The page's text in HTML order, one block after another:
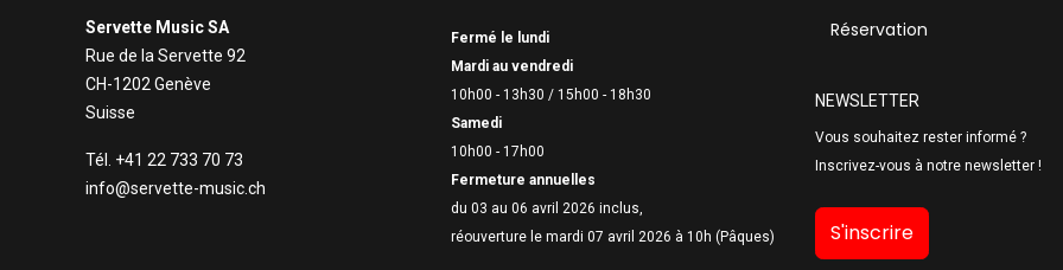
Servette Music SA
Rue de la Servette 92
CH-1202 Genève
Suisse
Tél. +41 22 733 70 73
info@servette-music.ch
Fermé le lundi
Mardi au vendredi
10h00 - 13h30 /15h00 - 18h30
Samedi
10h00 - 17h00
Fermeture annuelles
du 03 au 06 avril 2026 inclus,
réouverture le mardi 07 avril 2026 à 10h (Pâques)
Réservation
NEWSLETTER
Vous souhaitez rester informé ?
Inscrivez-vous à notre newsletter !
S'inscrire